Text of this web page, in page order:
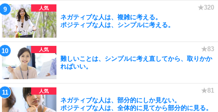
ネガティブな人は、複雑に考える。
ポジティブな人は、シンプルに考える。
難しいことは、シンプルに考え直してから、取りかか
ればいい。
ネガティブな人は、部分的にしか見ない。
ポジティブな人は、全体的に見てから部分的に見る。